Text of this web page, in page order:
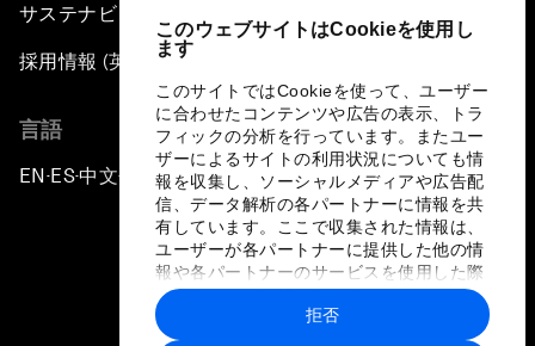
このウェブサイトはCookieを使用し
ます
このサイトではCookieを使って、ユーザー
に合わせたコンテンツや広告の表示、トラ
フィックの分析を行っています。またユー
ザーによるサイトの利用状況についても情
報を収集し、ソーシャルメディアや広告配
信、データ解析の各パートナーに情報を共
有しています。ここで収集された情報は、
ユーザーが各パートナーに提供した他の情
報や各パートナーのサービスを使用した際
に収集された情報と組み合わされ、各パー
トナーによって使用されることがありま
す。
拒否
サステナビリティへの取り組み
採用情報 (英語のみ)
言語
EN ▪ES▪中文▪ 日本語
プライバシーポリシーと利用規約